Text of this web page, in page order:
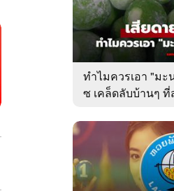
ทำไมควรเอา "มะ
ซ เคล็ดลับบ้านๆ ที่